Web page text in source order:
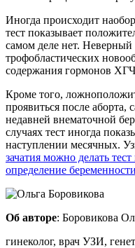
Иногда происходит
тест показывает
самом деле нет. Неверный
трофобластических
содержания гормонов
Кроме того,
проявиться после
недавней внематочной
случаях тест иногда
наступлении месячных.
зачатия можно делать
определение беременности
Об авторе: Боровикова
гинеколог, врач УЗИ,